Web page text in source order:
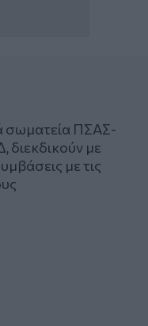
σωματεία ΠΣΑΣ-
με
με τις